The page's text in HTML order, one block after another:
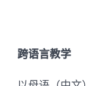
跨语言教学